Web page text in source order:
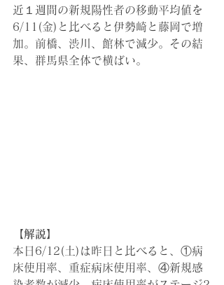
近１週間の新規陽性者の移動平均値を
6/11(金)と比べると伊勢崎と藤岡で増
加。前橋、渋川、館林で減少。その結
果、群馬県全体で横ばい。
【解説】
本日6/12(土)は昨日と比べると、①病
床使用率、重症病床使用率、④新規感